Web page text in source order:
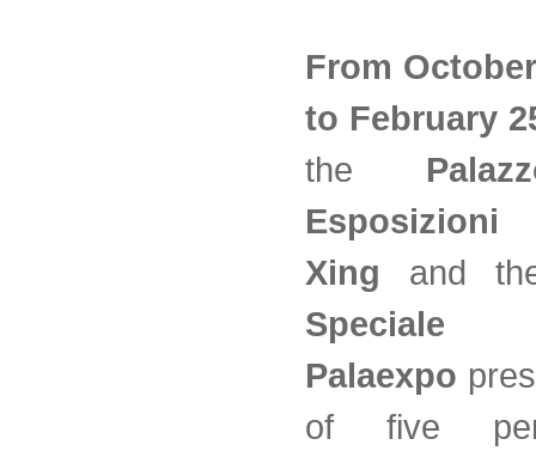
From
to February
the
Esposizioni
Xing and
Speciale
Palaexpo
of five